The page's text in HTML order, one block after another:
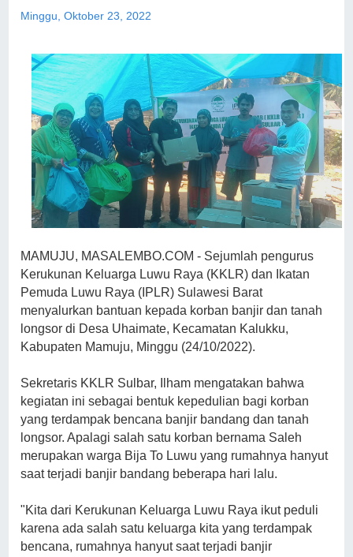
Minggu, Oktober 23, 2022
MAMUJU, MASALEMBO.COM - Sejumlah pengurus
Kerukunan Keluarga Luwu Raya (KKLR) dan Ikatan
Pemuda Luwu Raya (IPLR) Sulawesi Barat
menyalurkan bantuan kepada korban banjir dan tanah
longsor di Desa Uhaimate, Kecamatan Kalukku,
Kabupaten Mamuju, Minggu (24/10/2022).
Sekretaris KKLR Sulbar, Ilham mengatakan bahwa
kegiatan ini sebagai bentuk kepedulian bagi korban
yang terdampak bencana banjir bandang dan tanah
longsor. Apalagi salah satu korban bernama Saleh
merupakan warga Bija To Luwu yang rumahnya hanyut
saat terjadi banjir bandang beberapa hari lalu.
"Kita dari Kerukunan Keluarga Luwu Raya ikut peduli
karena ada salah satu keluarga kita yang terdampak
bencana, rumahnya hanyut saat terjadi banjir